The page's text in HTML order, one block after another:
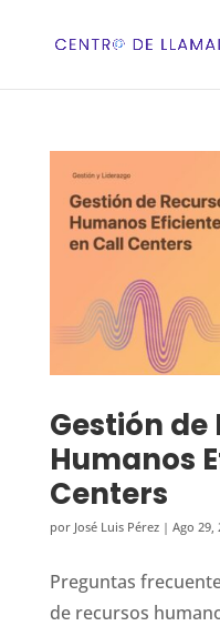
Gestión de
Humanos
Centers
por José Luis Pérez| Ago 29,
Preguntas
de recursos